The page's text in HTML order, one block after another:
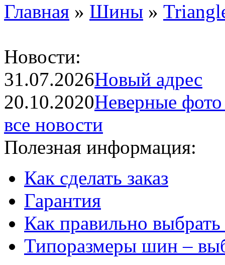
Главная » Шины »
Новости:
31.07.2026Новый адрес
20.10.2020Неверные
все новости
Полезная информация:
Как сделать заказ
Гарантия
Как правильно
Типоразмеры шин –